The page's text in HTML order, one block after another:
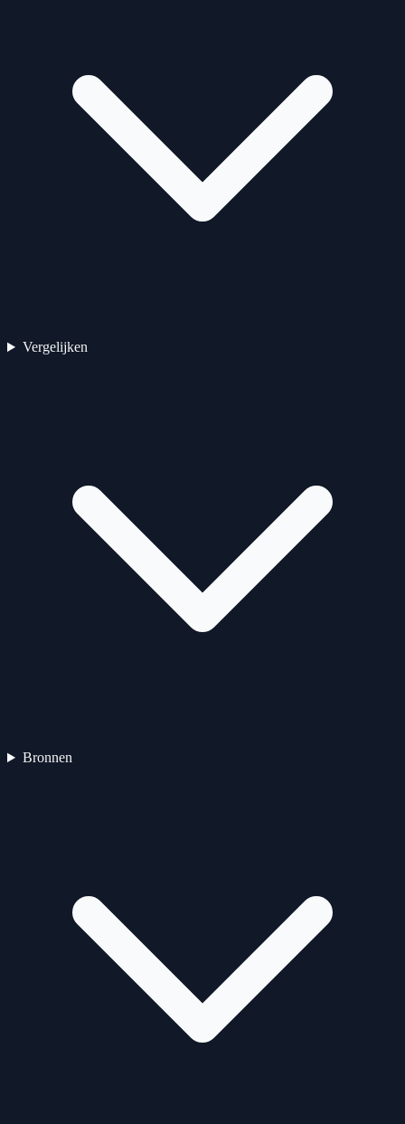
Vergelijken
Bronnen